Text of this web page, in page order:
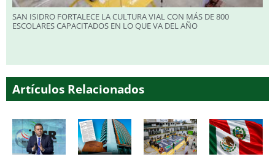
SAN ISIDRO FORTALECE LA CULTURA VIAL CON MÁS DE 800
ESCOLARES CAPACITADOS EN LO QUE VA DEL AÑO
Artículos Relacionados